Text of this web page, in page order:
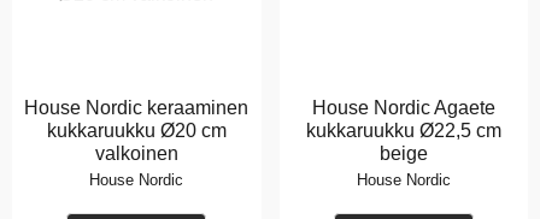
House Nordic keraaminen
kukkaruukku Ø20 cm
valkoinen
House Nordic
House Nordic Agaete
kukkaruukku Ø22,5 cm
beige
House Nordic